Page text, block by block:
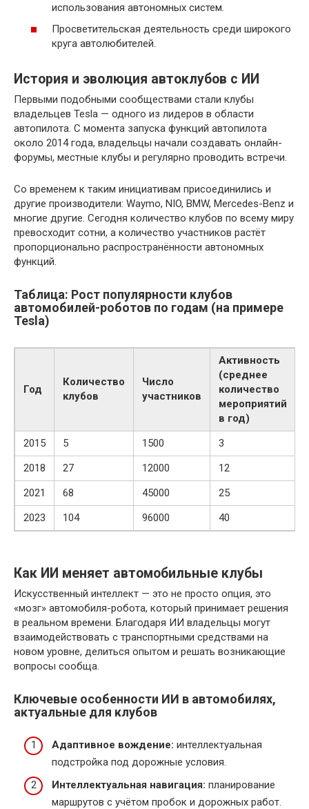
использования автономных систем.
Просветительская деятельность среди широкого
круга автолюбителей.
История и эволюция автоклубов с ИИ
Первыми подобными сообществами стали клубы
владельцев Tesla — одного из лидеров в области
автопилота. С момента запуска функций автопилота
около 2014 года, владельцы начали создавать онлайн-
форумы, местные клубы и регулярно проводить встречи.
Со временем к таким инициативам присоединились и
другие производители: Waymo, NIO, BMW, Mercedes-Benz и
многие другие. Сегодня количество клубов по всему миру
превосходит сотни, а количество участников растёт
пропорционально распространённости автономных
функций.
Таблица: Рост популярности клубов
автомобилей-роботов по годам (на примере
Tesla)
Год
Количество
клубов
Число
участников
Активность
(среднее
количество
мероприятий
в год)
2015
5 1500
3
2018
27 12000
12
2021
68 45000
25
2023
104 96000 40
Как ИИ меняет автомобильные клубы
Искусственный интеллект — это не просто опция, это
«мозг» автомобиля-робота, который принимает решения
в реальном времени. Благодаря ИИ владельцы могут
взаимодействовать с транспортными средствами на
новом уровне, делиться опытом и решать возникающие
вопросы сообща.
Ключевые особенности ИИ в автомобилях,
актуальные для клубов
Адаптивное вождение: интеллектуальная
подстройка под дорожные условия.
Интеллектуальная навигация: планирование
маршрутов с учётом пробок и дорожных работ.